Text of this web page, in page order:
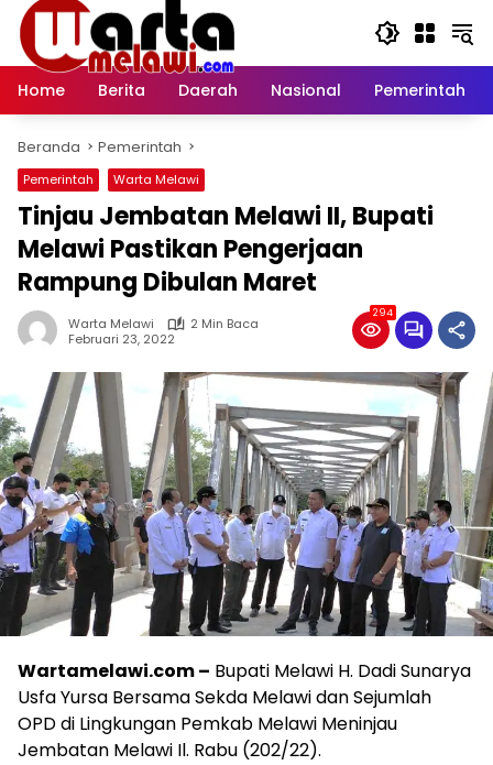
Langsung
konten
Home
Berita Daerah Nasional Pemerintah
Beranda Pemerintah
Pemerintah Warta Melawi
Tinjau Jembatan Melawi II, Bupati
Melawi Pastikan Pengerjaan
Rampung Dibulan Maret
Warta Melawi
2 Min Baca
Februari 23, 2022
294
Wartamelawi.com – Bupati Melawi H. Dadi Sunarya
Usfa Yursa Bersama Sekda Melawi dan Sejumlah
OPD di Lingkungan Pemkab Melawi Meninjau
Jembatan Melawi Il. Rabu (202/22).